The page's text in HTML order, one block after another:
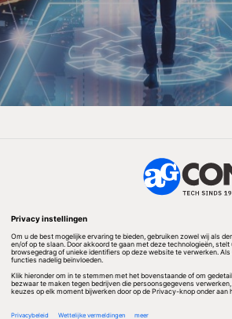
werd duidelijk dat alle
iOS 4, continu de plek waar
en tot wel een jaar lang bewaart
hadden geen mogelijkheid
meegnomen in de